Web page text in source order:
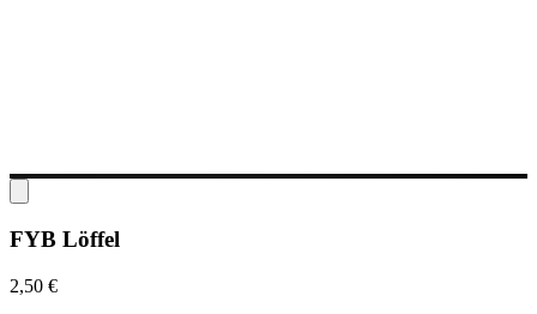
FYB Löffel
2,50 €